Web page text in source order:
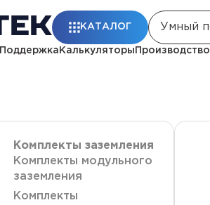
КАТАЛОГ
Поддержка Калькуляторы Производство
Комплекты заземления
Комплекты модульного
заземления
Комплекты